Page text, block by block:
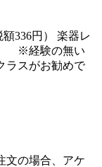
336円） 楽器レ
※経験の無い
ラスがお勧めで
文の場合、アケ